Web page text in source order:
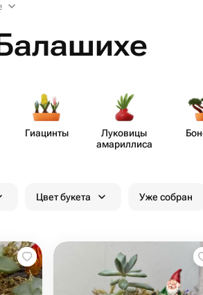
Гиацинты
Луковицы
амар​иллиса
Цвет букета Уже собран